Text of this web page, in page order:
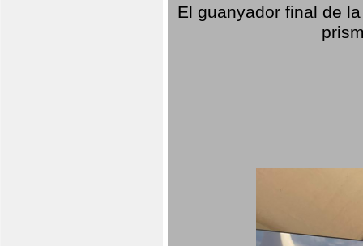
El guanyador final de